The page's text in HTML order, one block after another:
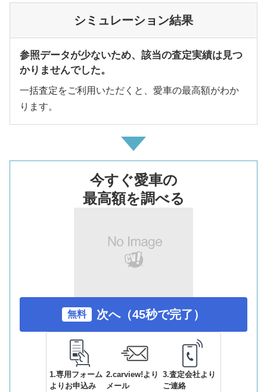
シミュレーション結果
参照データが少ないため、該当の査定実績は見つ
かりませんでした。
一括査定をご利用いただくと、愛車の最高額がわか
ります。
今すぐ愛車の
最高額を調べる
無料 次へ（45秒で完了）
1.専用フォーム
よりお申込み
2.carview!より
メール
3.査定会社より
ご連絡